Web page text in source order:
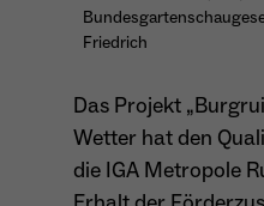
Name PHPSESSID
Laufzeit
Sessio-
Webseite
PHPs
Laufzeit 13 Monate
Besuchers.
Diese Cookies ermöglichen
der Website-Inhalte durch
Name googtrans
Anbieter GTranslate Inc.
Cookie-Informationen
Friedrich
Das Projekt
Wetter hat den
die IGA Metropole